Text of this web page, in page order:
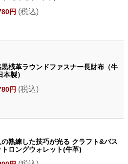
円 (税込)
黒桟革ラウンドファスナー長財布（牛
本製）
円 (税込)
の熟練した技巧が光る クラフト&バス
トロングウォレット(牛革)